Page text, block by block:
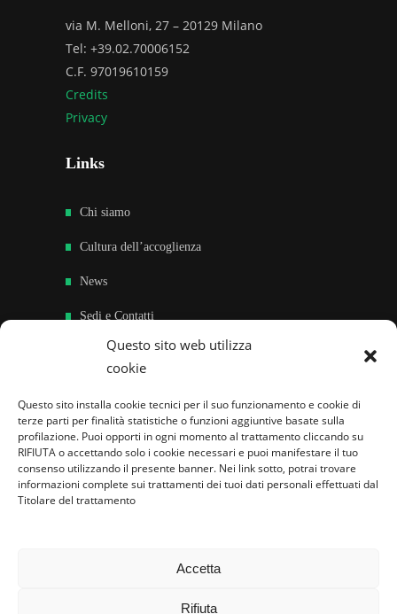
Questo sito web utilizza
cookie
Questo sito installa cookie tecnici per il suo funzionamento e cookie di
terze parti per finalità statistiche o funzioni aggiuntive basate sulla
profilazione. Puoi opporti in ogni momento al trattamento cliccando su
RIFIUTA o accettando solo i cookie necessari e puoi manifestare il tuo
consenso utilizzando il presente banner. Nei link sotto, potrai trovare
informazioni complete sui trattamenti dei tuoi dati personali effettuati dal
Titolare del trattamento
Accetta
Rifiuta
via M. Melloni, 27 – 20129 Milano
Tel: +39.02.70006152
C.F. 97019610159
Credits
Privacy
Links
Chi siamo
Cultura dell’accoglienza
News
Sedi e Contatti
Sostieni
Famiglie per l’accoglienza nel mondo